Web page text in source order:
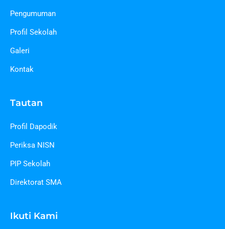
Pengumuman
Profil Sekolah
Galeri
Kontak
Tautan
Profil Dapodik
Periksa NISN
PIP Sekolah
Direktorat SMA
Ikuti Kami